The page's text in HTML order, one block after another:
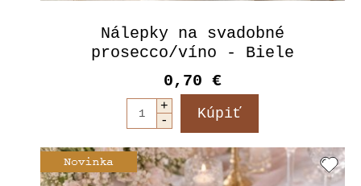
Nálepky na svadobné
prosecco/víno - Biele
0,70 €